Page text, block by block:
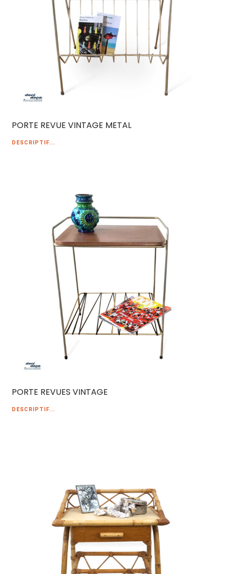
PORTE REVUE VINTAGE METAL
DESCRIPTIF...
PORTE REVUES VINTAGE
DESCRIPTIF...